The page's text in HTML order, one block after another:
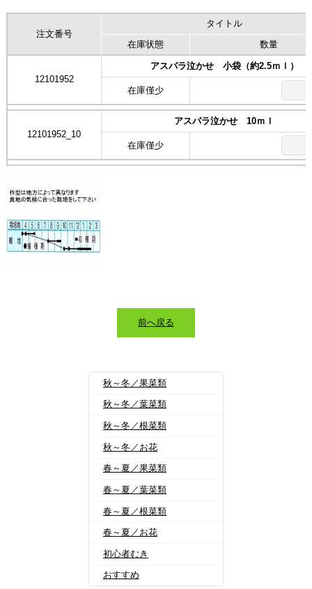
注文番号
タイトル
在庫状態
数量
12101952
アスパラ泣かせ 小袋（約2.5ｍｌ）
在庫僅少
12101952_10
アスパラ泣かせ 10ｍｌ
在庫僅少
前へ戻る
秋～冬／果菜類
秋～冬／葉菜類
秋～冬／根菜類
秋～冬／お花
春～夏／果菜類
春～夏／葉菜類
春～夏／根菜類
春～夏／お花
初心者むき
おすすめ